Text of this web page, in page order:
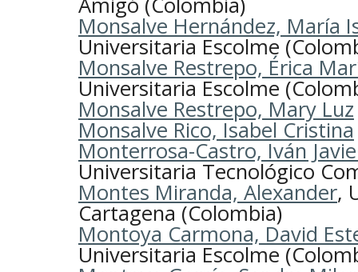
Monsalve Hernández, María
Universitaria Escolme
Monsalve Restrepo, Érica
Universitaria Escolme
Monsalve Restrepo, Mary Luz
Monsalve Rico, Isabel Cristina
Monterrosa-Castro, Iván
Universitaria Tecnológico
Montes Miranda, Alexander,
Cartagena (Colombia)
Montoya Carmona, David
Universitaria Escolme